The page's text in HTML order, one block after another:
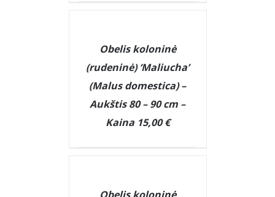
Obelis koloninė
(rudeninė) ‘Maliucha’
(Malus domestica) –
Aukštis 80 – 90 cm –
Kaina 15,00 €